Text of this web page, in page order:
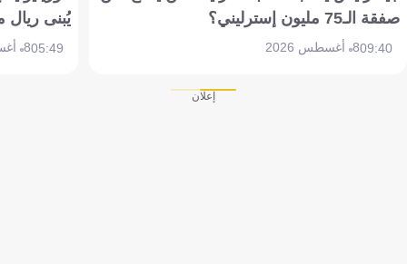
صفقة الـ75 مليون إسترليني؟
09:408 أغسطس 2026
يُبنى ريال
05:498 أغسطس 2026
إعلان